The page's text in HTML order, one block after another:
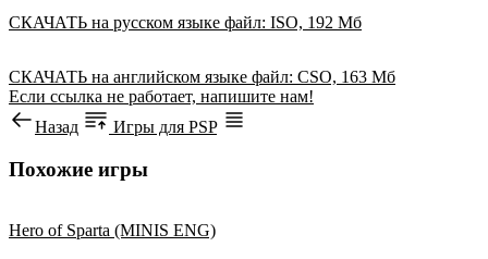
СКАЧАТЬ на русском языке файл: ISO, 192 Мб
СКАЧАТЬ на английском языке файл: CSO, 163 Мб
Если ссылка не работает, напишите нам!
Назад
Игры для PSP
Похожие игры
Hero of Sparta (MINIS ENG)